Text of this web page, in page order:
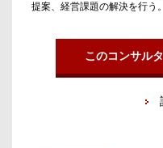
提案、経営課題の解決を行う
るビジネスモデルを構築。仕
い成長を支援していくことに
とを決意。真に候補者の想い
このコンサル